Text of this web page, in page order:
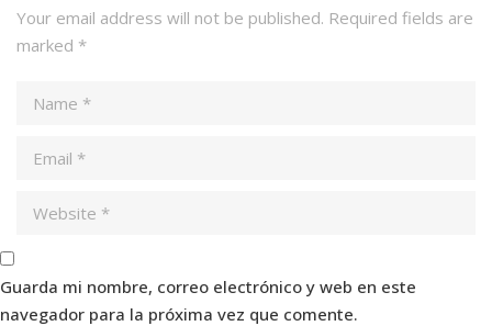
Your email address will not be published. Required fields are
marked *
Guarda mi nombre, correo electrónico y web en este
navegador para la próxima vez que comente.